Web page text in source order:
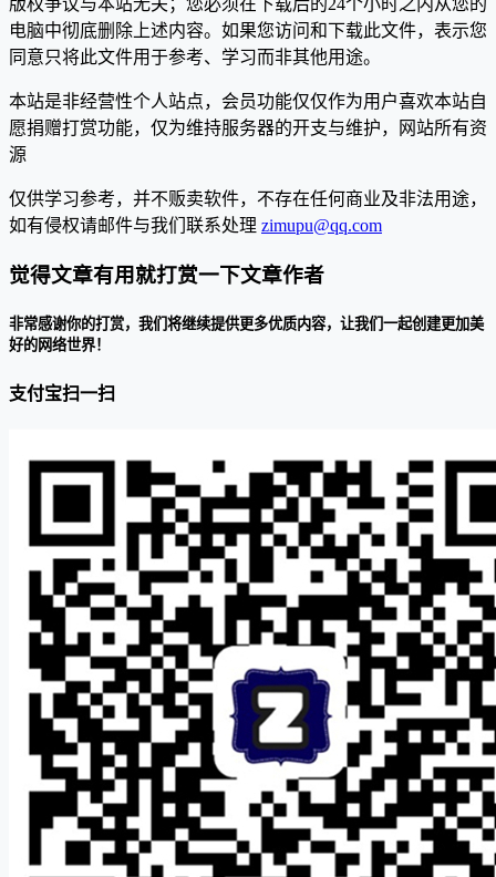
版权争议与本站无关；您必须在下载后的24个小时之内从您的
电脑中彻底删除上述内容。如果您访问和下载此文件，表示您
同意只将此文件用于参考、学习而非其他用途。
本站是非经营性个人站点，会员功能仅仅作为用户喜欢本站自
愿捐赠打赏功能，仅为维持服务器的开支与维护，网站所有资
源
仅供学习参考，并不贩卖软件，不存在任何商业及非法用途，
如有侵权请邮件与我们联系处理 zimupu@qq.com
觉得文章有用就打赏一下文章作者
非常感谢你的打赏，我们将继续提供更多优质内容，让我们一起创建更加美
好的网络世界！
支付宝扫一扫